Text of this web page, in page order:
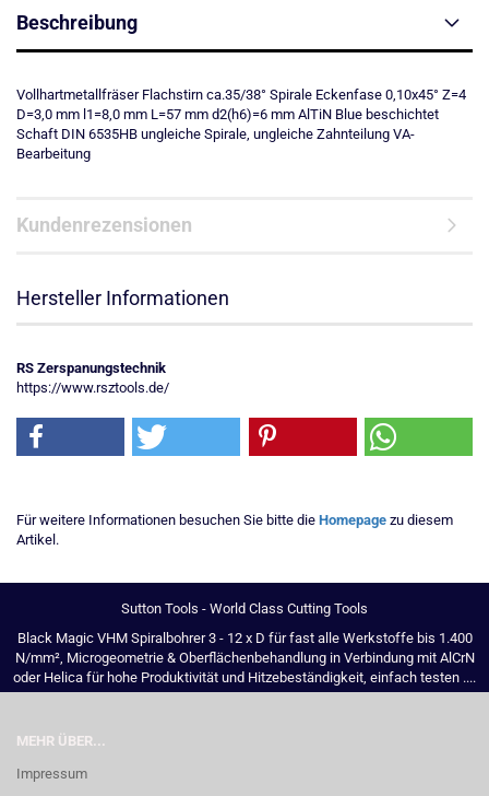
Beschreibung
Vollhartmetallfräser Flachstirn ca.35/38° Spirale Eckenfase 0,10x45° Z=4
D=3,0 mm l1=8,0 mm L=57 mm d2(h6)=6 mm AlTiN Blue beschichtet
Schaft DIN 6535HB ungleiche Spirale, ungleiche Zahnteilung VA-
Bearbeitung
Kundenrezensionen
Hersteller Informationen
RS Zerspanungstechnik
https://www.rsztools.de/
Für weitere Informationen besuchen Sie bitte die Homepage zu diesem
Artikel.
Sutton Tools - World Class Cutting Tools
Black Magic VHM Spiralbohrer 3 - 12 x D für fast alle Werkstoffe bis 1.400
N/mm², Microgeometrie & Oberflächenbehandlung in Verbindung mit AlCrN
oder Helica für hohe Produktivität und Hitzebeständigkeit, einfach testen ....
MEHR ÜBER...
Impressum